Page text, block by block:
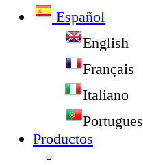
Español
English
Français
Italiano
Portugues
Productos